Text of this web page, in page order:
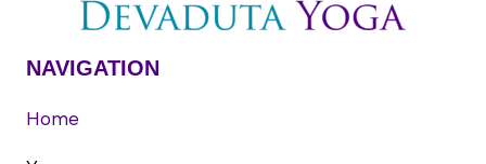
NAVIGATION
Home